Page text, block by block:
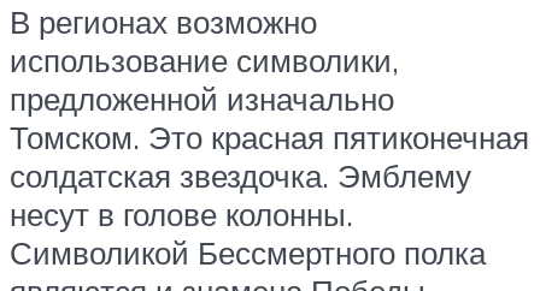
В регионах возможно
использование символики,
предложенной изначально
Томском. Это красная пятиконечная
солдатская звездочка. Эмблему
несут в голове колонны.
Символикой Бессмертного полка